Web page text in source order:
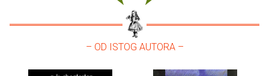
– OD ISTOG AUTORA –